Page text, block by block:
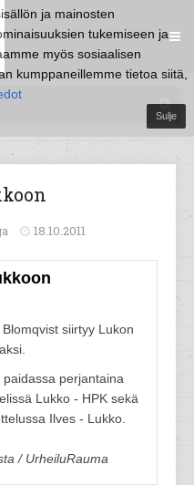
ja mainosten
tukemiseen ja
myös sosiaalisen
kumppaneillemme tietoa siitä,
Sulje
18.10.2011
siirtyy Lukon
perjantaina
Lukko - HPK sekä
Ilves - Lukko.
/ UrheiluRauma